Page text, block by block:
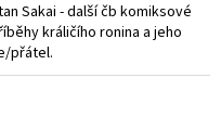
Sakai - další čb komiksové
králičího ronina a jeho
přátel.